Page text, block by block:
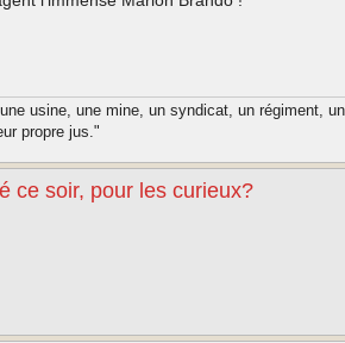
usine, une mine, un syndicat, un régiment,
propre jus."
ce soir, pour les curieux?